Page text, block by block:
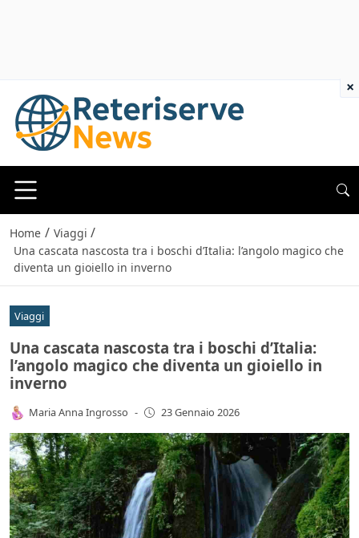
Home / Viaggi /
Una cascata nascosta tra i boschi d’Italia: l’angolo magico che
diventa un gioiello in inverno
Viaggi
Una cascata nascosta tra i boschi d’Italia:
l’angolo magico che diventa un gioiello in
inverno
Maria Anna Ingrosso - 23 Gennaio 2026
×